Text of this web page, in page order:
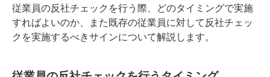
従業員の反社チェックを行う際、どのタイミングで実施
すればよいのか、また既存の従業員に対して反社チェッ
クを実施するべきサインについて解説します。